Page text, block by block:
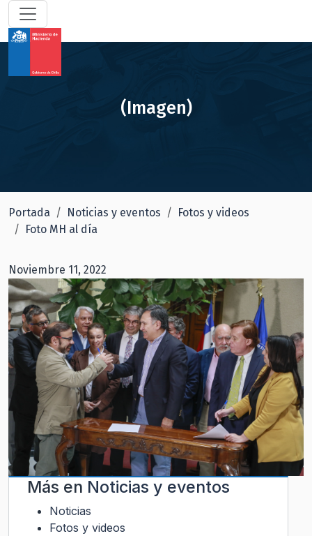
(Imagen)
Portada Noticias y eventos
Fotos y videos
Foto MH al día
Noviembre 11, 2022
Más en Noticias y eventos
Noticias
Fotos y videos